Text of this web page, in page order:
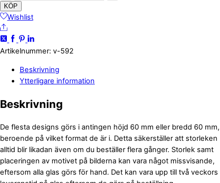
staffordshire
bullterrier
KÖP
Wishlist
Share
Artikelnummer: v-592
Beskrivning
Ytterligare information
Beskrivning
De flesta designs görs i antingen höjd 60 mm eller bredd 60 mm,
beroende på vilket format de är i. Detta säkerställer att storleken
alltid blir likadan även om du beställer flera gånger. Storlek samt
placeringen av motivet på bilderna kan vara något missvisande,
eftersom alla glas görs för hand. Det kan vara upp till två veckors